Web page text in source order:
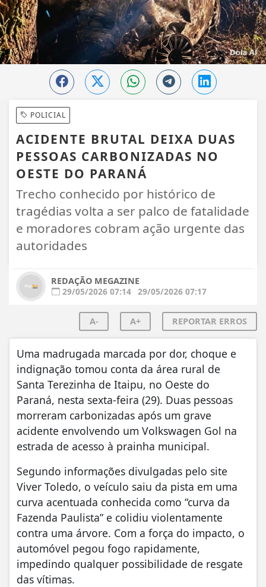
POLICIAL
ACIDENTE BRUTAL DEIXA DUAS
PESSOAS CARBONIZADAS NO
OESTE DO PARANÁ
Trecho conhecido por histórico de
tragédias volta a ser palco de fatalidade
e moradores cobram ação urgente das
autoridades
REDAÇÃO MEGAZINE
29/05/2026 07:14 29/05/2026 07:17
A- A+ REPORTAR ERROS
Uma madrugada marcada por dor, choque e
indignação tomou conta da área rural de
Santa Terezinha de Itaipu, no Oeste do
Paraná, nesta sexta-feira (29). Duas pessoas
morreram carbonizadas após um grave
acidente envolvendo um Volkswagen Gol na
estrada de acesso à prainha municipal.
Segundo informações divulgadas pelo site
Viver Toledo, o veículo saiu da pista em uma
curva acentuada conhecida como “curva da
Fazenda Paulista” e colidiu violentamente
contra uma árvore. Com a força do impacto, o
automóvel pegou fogo rapidamente,
impedindo qualquer possibilidade de resgate
das vítimas.